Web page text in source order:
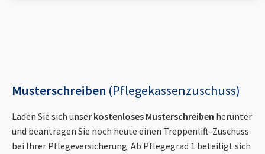
Musterschreiben (Pflegekassenzuschuss)
Laden Sie sich unser kostenloses Musterschreiben herunter
und beantragen Sie noch heute einen Treppenlift-Zuschuss
bei Ihrer Pflegeversicherung. Ab Pflegegrad 1 beteiligt sich